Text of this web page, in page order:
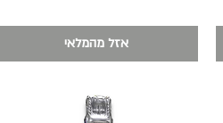
אזל מהמלאי